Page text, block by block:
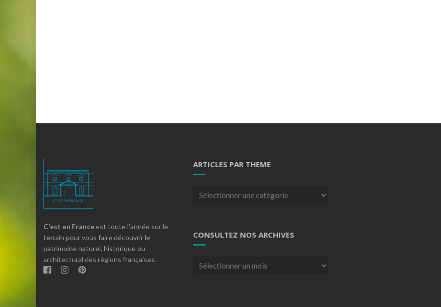
C'est en France est toute l'année sur le
terrain pour vous faire découvrir le
patrimoine naturel, historique ou
architectural des régions françaises.
ARTICLES PAR THEME
Articles
CONSULTEZ NOS ARCHIVES
Consultez